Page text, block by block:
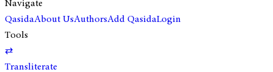
Navigate
QasidaAbout UsAuthorsAdd QasidaLogin
Tools
⇄
Transliterate